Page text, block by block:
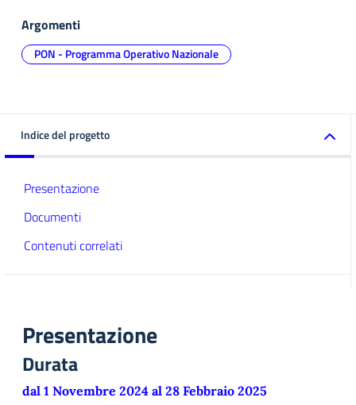
Argomenti
PON - Programma Operativo Nazionale
Indice del progetto
Presentazione
Documenti
Contenuti correlati
Presentazione
Durata
dal 1 Novembre 2024 al 28 Febbraio 2025